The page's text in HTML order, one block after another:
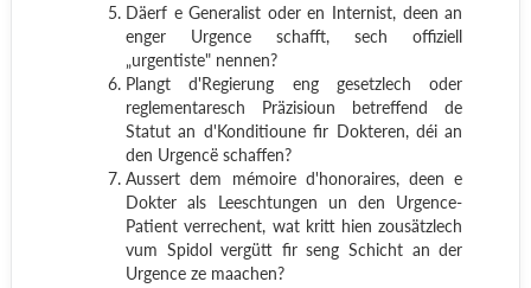
Däerf e Generalist oder en Internist, deen an
enger Urgence schafft, sech offiziell
„urgentiste" nennen?
Plangt d'Regierung eng gesetzlech oder
reglementaresch Präzisioun betreffend de
Statut an d'Konditioune fir Dokteren, déi an
den Urgencë schaffen?
Aussert dem mémoire d'honoraires, deen e
Dokter als Leeschtungen un den Urgence-
Patient verrechent, wat kritt hien zousätzlech
vum Spidol vergütt fir seng Schicht an der
Urgence ze maachen?